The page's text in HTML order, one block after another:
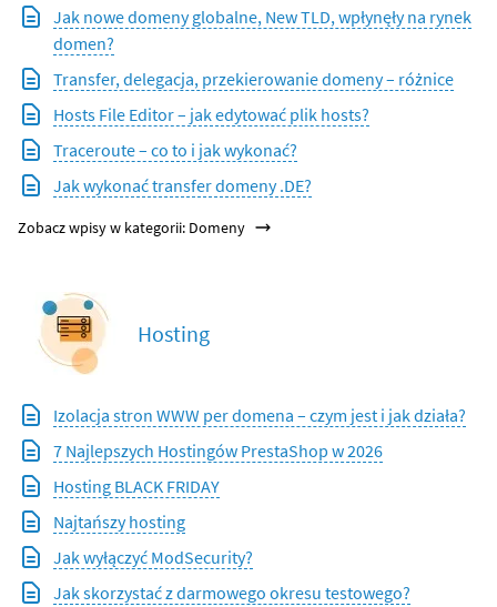
Jak nowe domeny globalne, New TLD, wpłynęły na rynek
domen?
Transfer, delegacja, przekierowanie domeny – różnice
Hosts File Editor – jak edytować plik hosts?
Traceroute – co to i jak wykonać?
Jak wykonać transfer domeny .DE?
Zobacz wpisy w kategorii: Domeny
Hosting
Izolacja stron WWW per domena – czym jest i jak działa?
7 Najlepszych Hostingów PrestaShop w 2026
Hosting BLACK FRIDAY
Najtańszy hosting
Jak wyłączyć ModSecurity?
Jak skorzystać z darmowego okresu testowego?